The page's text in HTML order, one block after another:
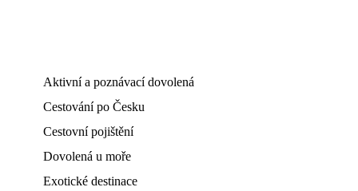
Aktivní a poznávací dovolená
Cestování po Česku
Cestovní pojištění
Dovolená u moře
Exotické destinace